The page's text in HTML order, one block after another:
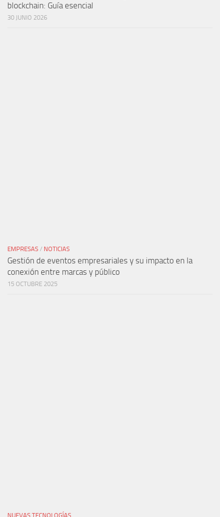
blockchain: Guía esencial
30 JUNIO 2026
EMPRESAS / NOTICIAS
Gestión de eventos empresariales y su impacto en la
conexión entre marcas y público
15 OCTUBRE 2025
NUEVAS TECNOLOGÍAS